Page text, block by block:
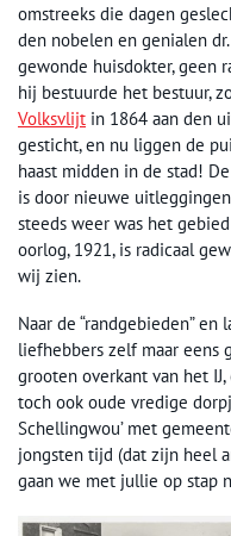
omstreeks die dagen
den nobelen en genialen
gewonde huisdokter, geen
hij bestuurde het bestuur,
Volksvlijt in 1864 aan den
gesticht, en nu liggen de
haast midden in de stad!
is door nieuwe
steeds weer was het
oorlog, 1921, is radicaal
wij zien.
Naar de “randgebieden”
liefhebbers zelf maar eens
grooten overkant van het
toch ook oude vredige
Schellingwou’ met
jongsten tijd (dat zijn heel
gaan we met jullie op stap